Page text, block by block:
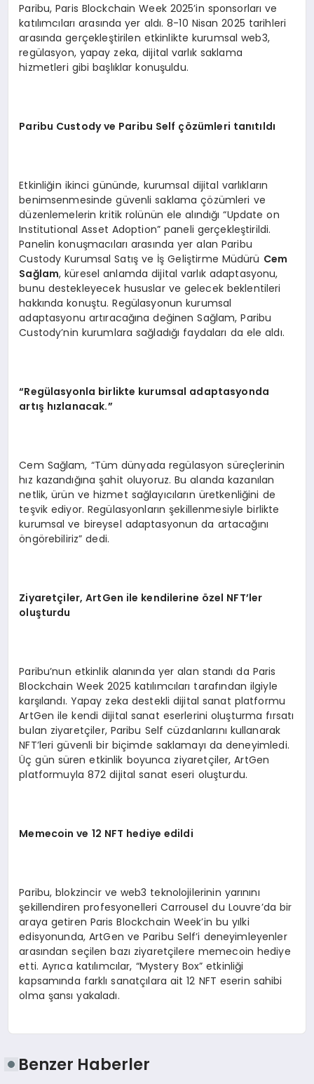
Paribu, Paris Blockchain Week 2025’in sponsorları ve
katılımcıları arasında yer aldı. 8-10 Nisan 2025 tarihleri
arasında gerçekleştirilen etkinlikte kurumsal web3,
regülasyon, yapay zeka, dijital varlık saklama
hizmetleri gibi başlıklar konuşuldu.
Paribu Custody ve Paribu Self çözümleri tanıtıldı
Etkinliğin ikinci gününde, kurumsal dijital varlıkların
benimsenmesinde güvenli saklama çözümleri ve
düzenlemelerin kritik rolünün ele alındığı “Update on
Institutional Asset Adoption” paneli gerçekleştirildi.
Panelin konuşmacıları arasında yer alan Paribu
Custody Kurumsal Satış ve İş Geliştirme Müdürü Cem
Sağlam, küresel anlamda dijital varlık adaptasyonu,
bunu destekleyecek hususlar ve gelecek beklentileri
hakkında konuştu. Regülasyonun kurumsal
adaptasyonu artıracağına değinen Sağlam, Paribu
Custody’nin kurumlara sağladığı faydaları da ele aldı.
“Regülasyonla birlikte kurumsal adaptasyonda
artış hızlanacak.”
Cem Sağlam, “Tüm dünyada regülasyon süreçlerinin
hız kazandığına şahit oluyoruz. Bu alanda kazanılan
netlik, ürün ve hizmet sağlayıcıların üretkenliğini de
teşvik ediyor. Regülasyonların şekillenmesiyle birlikte
kurumsal ve bireysel adaptasyonun da artacağını
öngörebiliriz” dedi.
Ziyaretçiler, ArtGen ile kendilerine özel NFT’ler
oluşturdu
Paribu’nun etkinlik alanında yer alan standı da Paris
Blockchain Week 2025 katılımcıları tarafından ilgiyle
karşılandı. Yapay zeka destekli dijital sanat platformu
ArtGen ile kendi dijital sanat eserlerini oluşturma fırsatı
bulan ziyaretçiler, Paribu Self cüzdanlarını kullanarak
NFT’leri güvenli bir biçimde saklamayı da deneyimledi.
Üç gün süren etkinlik boyunca ziyaretçiler, ArtGen
platformuyla 872 dijital sanat eseri oluşturdu.
Memecoin ve 12 NFT hediye edildi
Paribu, blokzincir ve web3 teknolojilerinin yarınını
şekillendiren profesyonelleri Carrousel du Louvre’da bir
araya getiren Paris Blockchain Week’in bu yılki
edisyonunda, ArtGen ve Paribu Self’i deneyimleyenler
arasından seçilen bazı ziyaretçilere memecoin hediye
etti. Ayrıca katılımcılar, “Mystery Box” etkinliği
kapsamında farklı sanatçılara ait 12 NFT eserin sahibi
olma şansı yakaladı.
Benzer Haberler